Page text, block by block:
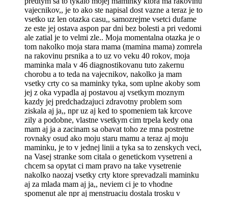
vajecnikov,, je to ako ste napisal dost vazne a teraz je to
vsetko uz len otazka casu,, samozrejme vsetci dufame
ze este jej ostava aspon par dni bez bolesti a pri vedomi
ale zatial je to velmi zle.. Moja momentalna otazka je o
tom nakolko moja stara mama (mamina mama) zomrela
na rakovinu prsnika a to uz vo veku 40 rokov, moja
maminka mala v 46 diagnostikovanu tuto zakernu
chorobu a to teda na vajecnikov, nakolko ja mam
vsetky crty co sa maminky tyka, som uplne akoby som
jej z oka vypadla aj postavou aj vsetkym moznym
kazdy jej predchadzajuci zdravotny problem som
ziskala aj ja,, npr uz aj ked to spomeniem tak krcove
zily a podobne, vlastne vsetkym cim trpela kedy ona
mam aj ja a zacinam sa obavat toho ze mna postretne
rovnaky osud ako moju staru mamu a teraz aj moju
maminku, je to v jednej linii a tyka sa to zenskych veci,
na Vasej stranke som citala o genetickom vysetreni a
chcem sa opytat ci mam pravo na take vysetrenie
nakolko naozaj vsetky crty ktore sprevadzali maminku
aj za mlada mam aj ja,, neviem ci je to vhodne
spomenut ale npr aj menstruaciu dostala trosku v